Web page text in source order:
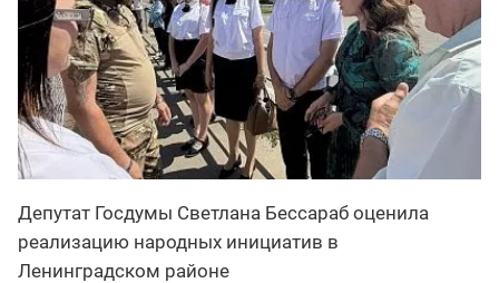
Депутат Госдумы Светлана Бессараб оценила
реализацию народных инициатив в
Ленинградском районе